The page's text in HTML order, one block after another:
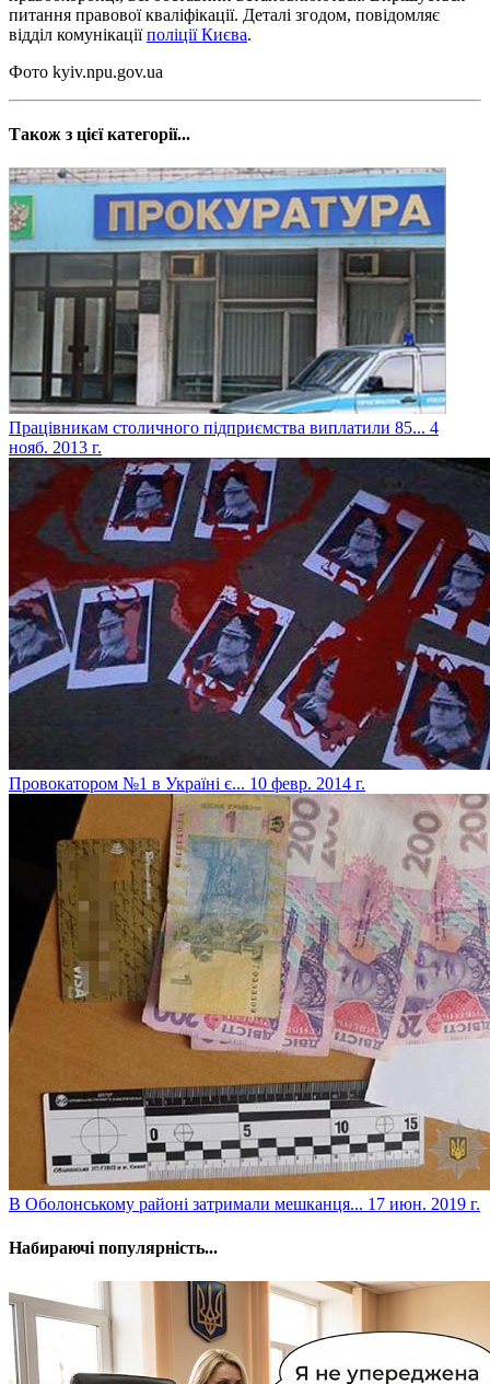
питання правової кваліфікації. Деталі згодом, повідомляє
відділ комунікаціїполіції Києва.
Фото kyiv.npu.gov.ua
Також з цієї категорії...
Працівникам столичного підприємства виплатили 85... 4
нояб. 2013 г.
Провокатором №1 в Україні є... 10 февр. 2014 г.
​В Оболонському районі затримали мешканця... 17 июн. 2019 г.
Набираючі популярність...